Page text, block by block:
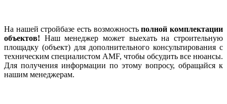
На нашей стройбазе есть возможностьполной комплектации
объектов! Наш менеджер может выехать на строительную
площадку (объект) для дополнительного консультирования с
техническим специалистом AMF, чтобы обсудить все нюансы.
Для получения информации по этому вопросу, обращайся к
нашим менеджерам.